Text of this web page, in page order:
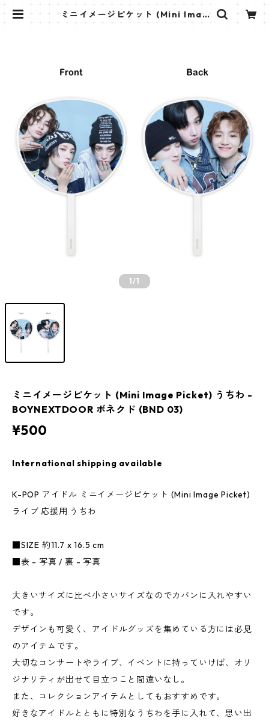
ミニイメージピケット (Mini Imag
1/1
ミニイメージピケット (Mini Image Picket) うちわ -
BOYNEXTDOOR ボネクド (BND 03)
¥500
International shipping available
K-POP アイドル ミニイメージピケット (Mini Image Picket)
ライブ 応援用 うちわ
■SIZE 約11.7 x 16.5 cm
■表 - 写真 / 裏 - 写真
大きいサイズに比べ小さいサイズなのでカバンに入れやすい
です。
デザインも可愛く、アイドルグッズを集めている方には必見
のアイテムです。
大切なコンサートやライブ、イベントに持っていけば、オリ
ジナリティが出せて目立つこと間違いなし。
また、コレクションアイテムとしてもおすすめです。
好きなアイドルとともに特別なうちわを手に入れて、思い出